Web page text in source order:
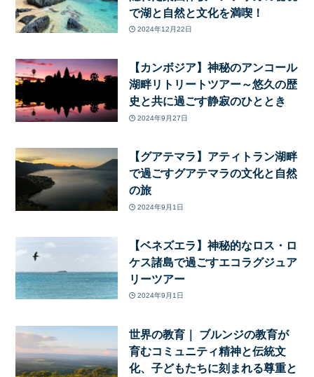
で湖と自然と文化を満喫！
2024年12月22日
【カンボジア】神秘のアンコール
湖畔リトリートツアー～悠久の歴
史と共に過ごす静寂のひととき
2024年9月27日
【グアテマラ】アティトラン湖畔
で過ごすグアテマラの文化と自然
の旅
2024年9月1日
【ベネズエラ】神秘的なロス・ロ
ケス諸島で過ごすエコラグジュア
リーツアー
2024年9月1日
世界の教育｜ ブルンジの教育が
育むコミュニティ精神と伝統文
化、子どもたちに刻まれる尊重と